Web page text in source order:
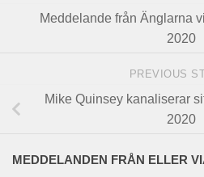
Meddelande från Änglarna
2020
PREVIOUS
Mike Quinsey kanaliserar
2020
MEDDELANDEN FRÅN ELLER